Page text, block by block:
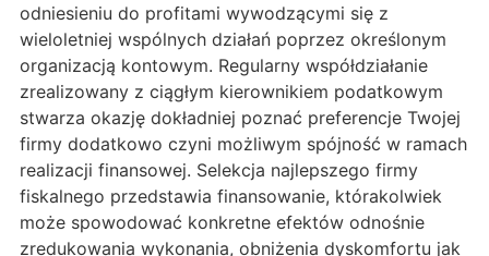
odniesieniu do profitami wywodzącymi się z
wieloletniej wspólnych działań poprzez określonym
organizacją kontowym. Regularny współdziałanie
zrealizowany z ciągłym kierownikiem podatkowym
stwarza okazję dokładniej poznać preferencje Twojej
firmy dodatkowo czyni możliwym spójność w ramach
realizacji finansowej. Selekcja najlepszego firmy
fiskalnego przedstawia finansowanie, którakolwiek
może spowodować konkretne efektów odnośnie
zredukowania wykonania, obniżenia dyskomfortu jak